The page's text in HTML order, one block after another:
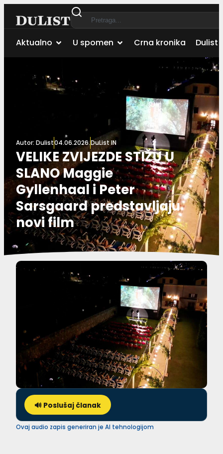
Aktualno U spomen Crna kronika Dulist
Autor: Dulist04.06.2026.DuList IN
VELIKE ZVIJEZDE STIŽU U
SLANO Maggie
Gyllenhaal i Peter
Sarsgaard predstavljaju
novi film
🔊 Poslušaj članak
Ovaj audio zapis generiran je AI tehnologijom